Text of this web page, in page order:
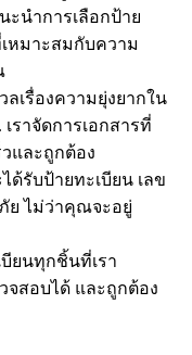
นำการเลือกป้าย
หมาะสมกับความ
เรื่องความยุ่งยากใน
ราจัดการเอกสารที่
และถูกต้อง
ด้รับป้ายทะเบียน เลข
ย ไม่ว่าคุณจะอยู่
ยนทุกชิ้นที่เรา
จสอบได้ และถูกต้อง